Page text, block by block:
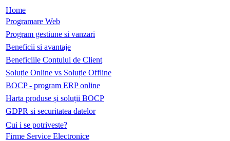
Home
Programare Web
Program gestiune si vanzari
Beneficii si avantaje
Beneficiile Contului de Client
Soluție Online vs Soluție Offline
BOCP - program ERP online
Harta produse și soluții BOCP
GDPR si securitatea datelor
Cui i se potriveste?
Firme Service Electronice